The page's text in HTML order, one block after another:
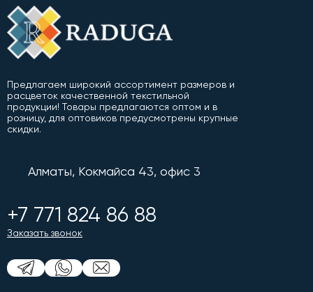
Предлагаем широкий ассортимент размеров и
расцветок качественной текстильной
продукции! Товары предлагаются оптом и в
розницу, для оптовиков предусмотрены крупные
скидки.
Алматы, Кокмайса 43, офис 3
+7 771 824 86 88
Заказать звонок